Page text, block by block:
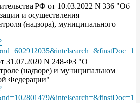
РФ от 10.03.2022 N 336 "Об
и осуществления
(надзора), муниципального
31.07.2020 N 248-ФЗ "О
(надзоре) и муниципальном
Федерации"